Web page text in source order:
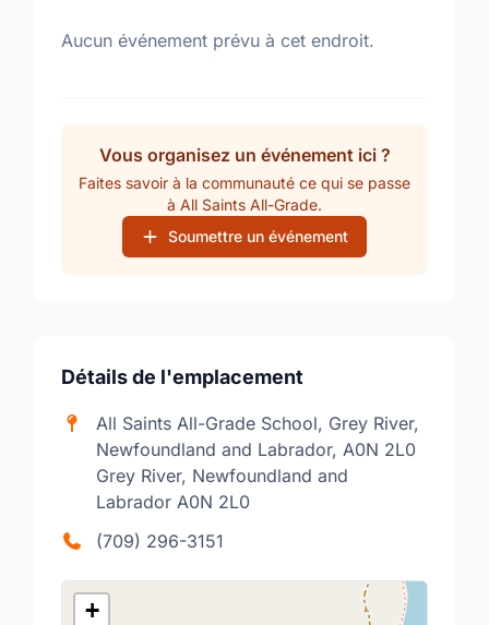
Aucun événement prévu à cet endroit.
Vous organisez un événement ici ?
Faites savoir à la communauté ce qui se passe
à All Saints All-Grade.
Soumettre un événement
Détails de l'emplacement
All Saints All-Grade School, Grey River,
Newfoundland and Labrador, A0N 2L0
Grey River, Newfoundland and
Labrador A0N 2L0
(709) 296-3151
+